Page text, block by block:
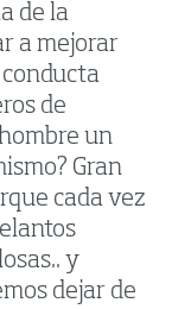
de la
a mejorar
de
un
Gran
cada vez
y
dejar de